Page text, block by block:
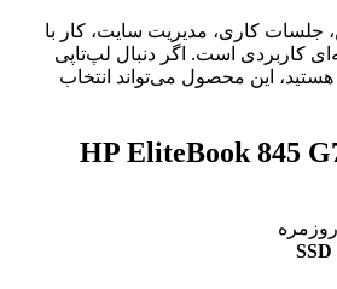
جلسات کاری، مدیریت سایت، کار با
کاربردی است. اگر دنبال لپ‌تاپی
این محصول می‌تواند انتخاب
SSD